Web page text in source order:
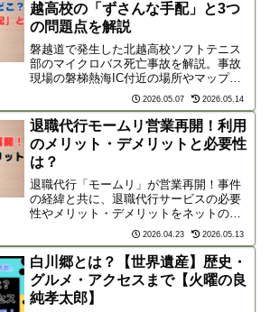
越高校の「ずさんな手配」と3つ
の問題点を解説
磐越道で発生した北越高校ソフトテニス
部のマイクロバス死亡事故を解説。事故
現場の磐梯熱海IC付近の場所やマップ情
報、コスト削減による不適切なレンタカ
ー手配、素人ドライバーによる運転な
ど、背景にある深刻な問題点を分かりや
すくまとめました。
2026.05.07 2026.05.14
退職代行モームリ営業再開！利用
のメリット・デメリットと必要性
は？
退職代行「モームリ」が営業再開！事件
の経緯と共に、退職代行サービスの必要
性やメリット・デメリットをネットの声
を交えて徹底解説します。非弁行為のリ
スク、再就職への影響など、利用前に知
っておくべき注意点と失敗しない選び方
をまとめました。
2026.04.23 2026.05.13
白川郷とは？【世界遺産】歴史・
グルメ・アクセスまで【火曜の良
純孝太郎】